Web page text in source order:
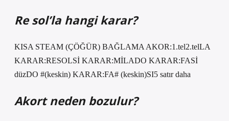
Re sol’la hangi karar?
KISA STEAM (ÇÖĞÜR) BAĞLAMA AKOR:1.tel2.telLA
KARAR:RESOLSİ KARAR:MİLADO KARAR:FASİ
düzDO #(keskin) KARAR:FA# (keskin)SI5 satır daha
Akort neden bozulur?